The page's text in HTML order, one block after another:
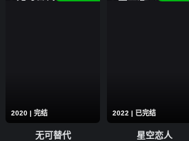
2020 | 完结
无可替代
2022 | 已完结
星空恋人